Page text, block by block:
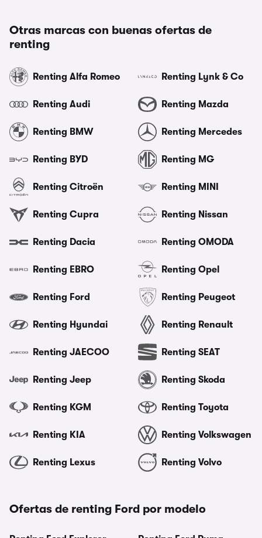
Otras marcas con buenas ofertas de
renting
Renting Alfa Romeo
Renting Audi
Renting BMW
Renting BYD
Renting Citroën
Renting Cupra
Renting Dacia
Renting EBRO
Renting Ford
Renting Hyundai
Renting JAECOO
Renting Jeep
Renting KGM
Renting KIA
Renting Lexus
Renting Lynk & Co
Renting Mazda
Renting Mercedes
Renting MG
Renting MINI
Renting Nissan
Renting OMODA
Renting Opel
Renting Peugeot
Renting Renault
Renting SEAT
Renting Skoda
Renting Toyota
Renting Volkswagen
Renting Volvo
Ofertas de renting Ford por modelo